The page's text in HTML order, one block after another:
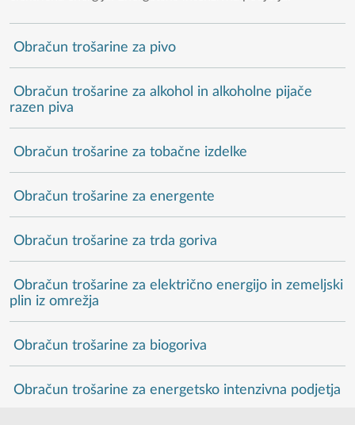
Obračun trošarine za pivo
Obračun trošarine za alkohol in alkoholne pijače
razen piva
Obračun trošarine za tobačne izdelke
Obračun trošarine za energente
Obračun trošarine za trda goriva
Obračun trošarine za električno energijo in zemeljski
plin iz omrežja
Obračun trošarine za biogoriva
Obračun trošarine za energetsko intenzivna podjetja